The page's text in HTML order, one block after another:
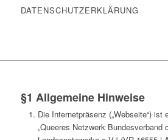
DATENSCHUTZERKLÄRUNG
§1 Allgemeine Hinweise
Die Internetpräsenz („Webseite“) ist
„Queeres Netzwerk Bundesverband